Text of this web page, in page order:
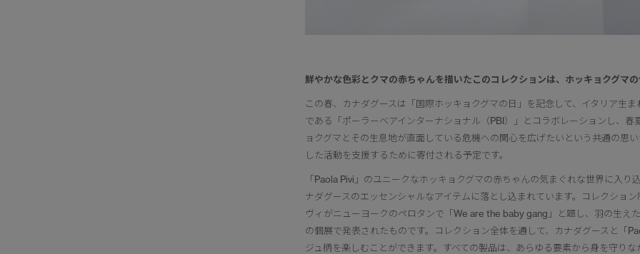
鮮やかな色彩とクマの赤ちゃんを描いたこのコレクションは、ホッキョクグマ
この春、カナダグースは「国際ホッキョクグマの日」を記念して、イタリア生
である「ポーラーベアインターナショナル（PBI）」とコラボレーションし、
ョクグマとその生息地が直面している危機への関心を広げたいという共通の思
した活動を支援するために寄付される予定です。
「Paola Pivi」のユニークなホッキョクグマの赤ちゃんの気まぐれな世界に入
ナダグースのエッセンシャルなアイテムに落とし込まれています。コレクショ
ヴィがニューヨークのペロタンで「We are the baby gang」と題し、羽の生え
の個展で発表されたものです。コレクション全体を通して、カナダグースと「
ジュ柄を楽しむことができます。すべての製品は、あらゆる要素から身を守り